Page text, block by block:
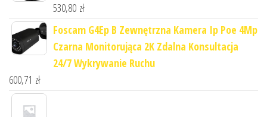
530,80 zł
Foscam G4Ep B Zewnętrzna Kamera Ip Poe 4Mp
Czarna Monitorująca 2K Zdalna Konsultacja
24/7 Wykrywanie Ruchu
600,71 zł